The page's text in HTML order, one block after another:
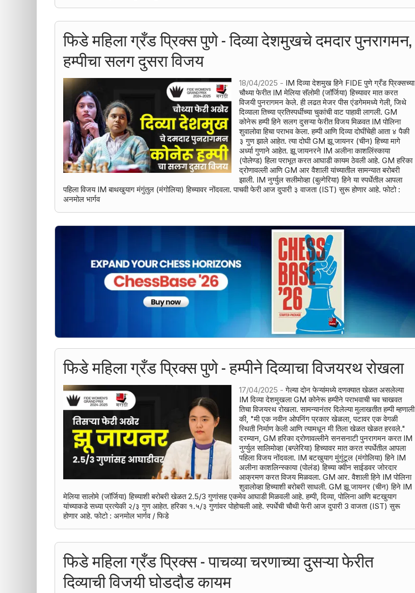
फिडे महिला ग्रँड प्रिक्स पुणे - दिव्या देशमुखचे दमदार पुनरागमन,
हम्पीचा सलग दुसरा विजय
18/04/2025 - IM दिव्या देशमुख हिने FIDE पुणे ग्रँड प्रिक्सच्या
चौथ्या फेरीत IM मेलिया सॅलोमी (जॉर्जिया) हिच्यावर मात करत
विजयी पुनरागमन केले. ही लढत मेजर पीस एंडगेममध्ये गेली, जिथे
दिव्याला तिच्या प्रतिस्पर्धीच्या चुकांची वाट पाहावी लागली. GM
कोनेरू हम्पी हिने सलग दुसऱ्या फेरीत विजय मिळवत IM पोलिना
शुवालोवा हिचा पराभव केला. हम्पी आणि दिव्या दोघींचेही आता ४ पैकी
३ गुण झाले आहेत. त्या दोघी GM झू जायनर (चीन) हिच्या मागे
अर्ध्या गुणाने आहेत. झू जायनरने IM अलीना काशलिंस्काया
(पोलेण्ड) हिला पराभूत करत आघाडी कायम ठेवली आहे. GM हरिका
द्रोणावल्ली आणि GM आर वैशाली यांच्यातील सामन्यात बरोबरी
झाली. IM नुर्ग्युल सलीमोव्हा (बुल्गेरिया) हिने या स्पर्धेतील आपला
पहिला विजय IM बाथखुयाग मंगुंतुल (मंगोलिया) हिच्यावर नोंदवला. पाचवी फेरी आज दुपारी ३ वाजता (IST) सुरू होणार आहे. फोटो :
अनमोल भार्गव
फिडे महिला ग्रँड प्रिक्स पुणे - हम्पीने दिव्याचा विजयरथ रोखला
17/04/2025 - गेल्या दोन फेऱ्यांमध्ये दणक्यात खेळत असलेल्या
IM दिव्या देशमुखला GM कोनेरू हम्पीने पराभवाची चव चाखवत
तिचा विजयरथ रोखला. सामन्यानंतर दिलेल्या मुलाखतीत हम्पी म्हणाली
की, "मी एक नवीन ओपनिंग प्रकार खेळला, पटावर एक वेगळी
स्थिती निर्माण केली आणि त्यामधून मी तिला खेळत खेळत हरवले."
दरम्यान, GM हरिका द्रोणावल्लीने सनसनाटी पुनरागमन करत IM
नुर्ग्युल सालिमोव्हा (बग्लेरिया) हिच्यावर मात करत स्पर्धेतील आपला
पहिला विजय नोंदवला. IM बटखुयाग मुंगुंटूल (मंगोलिया) हिने IM
अलीना काशलिन्स्काया (पोलंड) हिच्या क्वीन साईडवर जोरदार
आक्रमण करत विजय मिळवला. GM आर. वैशाली हिने IM पोलिना
शुवालोव्हा हिच्याशी बरोबरी साधली. GM झू जायनर (चीन) हिने IM
मेलिया सालोमे (जॉर्जिया) हिच्याशी बरोबरी खेळत 2.5/3 गुणांसह एकमेव आघाडी मिळवली आहे. हम्पी, दिव्या, पोलिना आणि बटखुयाग
यांच्याकडे सध्या प्रत्येकी २/३ गुण आहेत. हरिका १.५/३ गुणांवर पोहोचली आहे. स्पर्धेची चौथी फेरी आज दुपारी 3 वाजता (IST) सुरू
होणार आहे. फोटो : अनमोल भार्गव / फिडे
फिडे महिला ग्रँड प्रिक्स - पाचव्या चरणाच्या दुसऱ्या फेरीत
दिव्याची विजयी घोडदौड कायम